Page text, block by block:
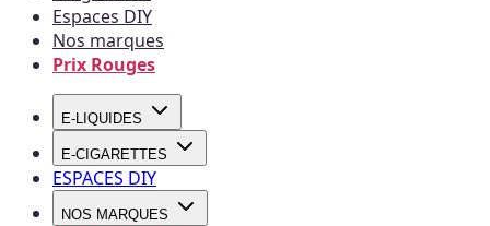
Espaces DIY
Nos marques
Prix Rouges
E-LIQUIDES
E-CIGARETTES
ESPACES DIY
NOS MARQUES